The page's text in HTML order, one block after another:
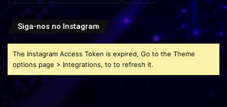
Siga-nos no Instagram
The Instagram Access Token is expired, Go to the Theme
options page > Integrations, to to refresh it.